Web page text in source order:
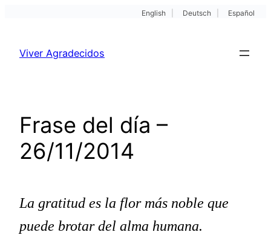
English Deutsch Español
Viver Agradecidos
Frase del día –
26/11/2014
La gratitud es la flor más noble que
puede brotar del alma humana.